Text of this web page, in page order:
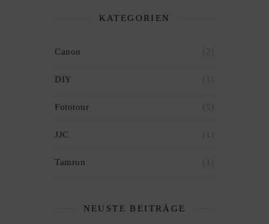
KATEGORIEN
Canon (2)
DIY (1)
Fototour (5)
JJC (1)
Tamron (1)
NEUSTE BEITRÄGE